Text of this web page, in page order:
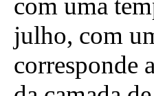
com uma
julho, com
corresponde